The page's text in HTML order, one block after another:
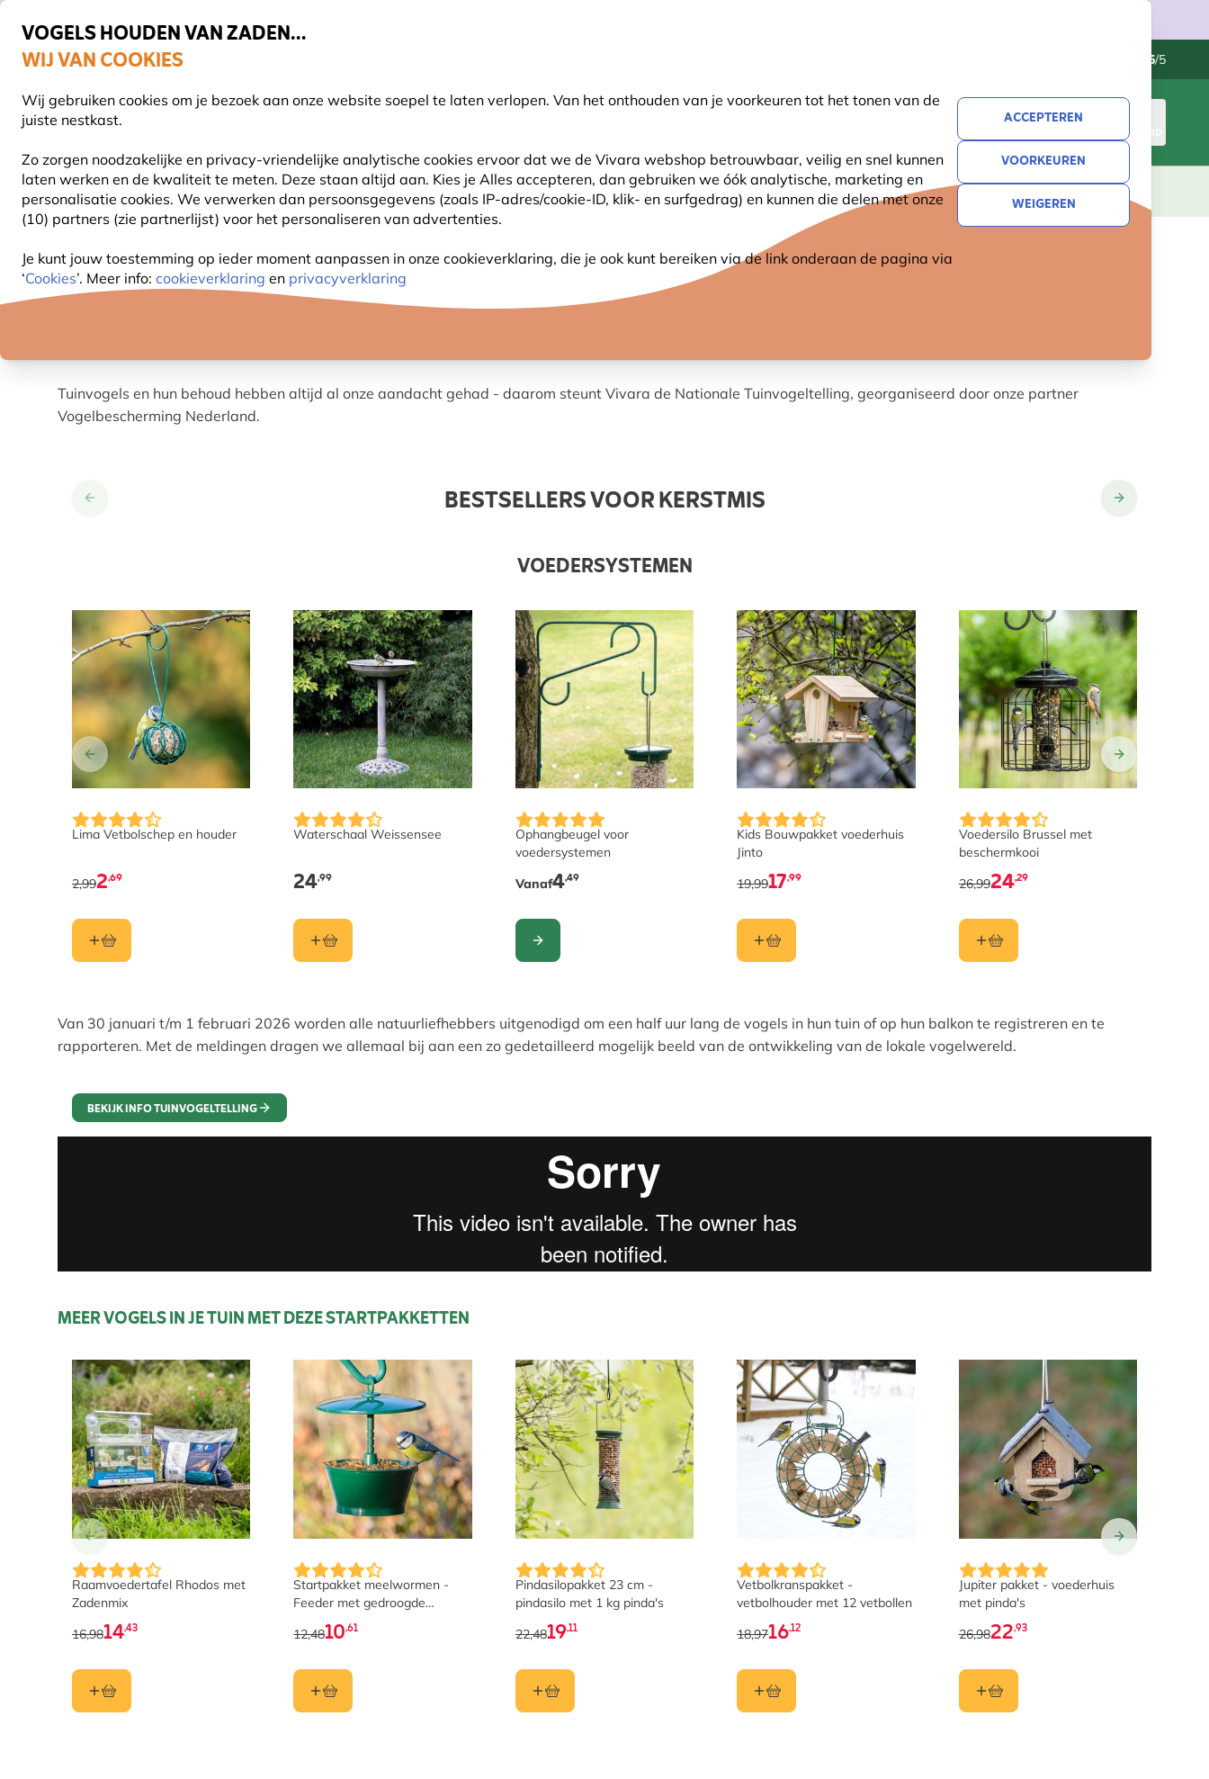
VOGELS HOUDEN VAN ZADEN...
WIJ VAN COOKIES
Wij gebruiken cookies om je bezoek aan onze website soepel te laten verlopen. Van het onthouden van je voorkeuren tot het tonen van de
juiste nestkast.
Zo zorgen noodzakelijke en privacy-vriendelijke analytische cookies ervoor dat we de Vivara webshop betrouwbaar, veilig en snel kunnen
laten werken en de kwaliteit te meten. Deze staan altijd aan. Kies je Alles accepteren, dan gebruiken we óók analytische, marketing en
personalisatie cookies. We verwerken dan persoonsgegevens (zoals IP-adres/cookie-ID, klik- en surfgedrag) en kunnen die delen met onze
(10) partners (zie partnerlijst) voor het personaliseren van advertenties.
Je kunt jouw toestemming op ieder moment aanpassen in onze cookieverklaring, die je ook kunt bereiken via de link onderaan de pagina via
‘Cookies’. Meer info: cookieverklaring en privacyverklaring
ACCEPTEREN
VOORKEUREN
WEIGEREN
Gratis thuisbezorgd vanaf €49 4.5/5
Zoeken
WINKELMAND
VOGELVOER VOEDERSYSTEMEN VOGELHUISJES ANDERE DIEREN PLANTEN NATUURBELEVING CADEAUS NIEUW SALE
DE NATIONALE TUINVOGELTELLING 2026
Tuinvogels en hun behoud hebben altijd al onze aandacht gehad - daarom steunt Vivara de Nationale Tuinvogeltelling, georganiseerd door onze partner
Vogelbescherming Nederland.
BESTSELLERS VOOR KERSTMIS
VOEDERSYSTEMEN
Lima Vetbolschep en houder
2,69
2,99
Waterschaal Weissensee
24,99
Ophangbeugel voor
voedersystemen
De prijs is afhankelijk van de gekozen opties op de productpagina
Vanaf4,49
CONFIGURE
Kids Bouwpakket voederhuis
Jinto
17,99
19,99
Voedersilo Brussel met
beschermkooi
24,29
26,99
Van 30 januari t/m 1 februari 2026 worden alle natuurliefhebbers uitgenodigd om een half uur lang de vogels in hun tuin of op hun balkon te registreren en te
rapporteren. Met de meldingen dragen we allemaal bij aan een zo gedetailleerd mogelijk beeld van de ontwikkeling van de lokale vogelwereld.
BEKIJK INFO TUINVOGELTELLING
MEER VOGELS IN JE TUIN MET DEZE STARTPAKKETTEN
Raamvoedertafel Rhodos met
Zadenmix
De prijs is afhankelijk van de gekozen opties op de productpagina
16,9814,43
Startpakket meelwormen -
Feeder met gedroogde
meelwormen
De prijs is afhankelijk van de gekozen opties op de productpagina
12,4810,61
Pindasilopakket 23 cm -
pindasilo met 1 kg pinda's
De prijs is afhankelijk van de gekozen opties op de productpagina
22,4819,11
Vetbolkranspakket -
vetbolhouder met 12 vetbollen
De prijs is afhankelijk van de gekozen opties op de productpagina
18,9716,12
Jupiter pakket - voederhuis
met pinda's
De prijs is afhankelijk van de
26,9822,93